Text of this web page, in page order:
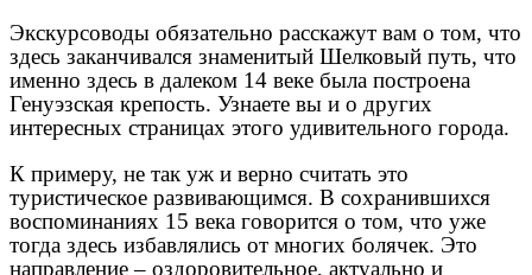
Экскурсоводы обязательно расскажут вам о том, что
здесь заканчивался знаменитый Шелковый путь, что
именно здесь в далеком 14 веке была построена
Генуэзская крепость. Узнаете вы и о других
интересных страницах этого удивительного города.
К примеру, не так уж и верно считать это
туристическое развивающимся. В сохранившихся
воспоминаниях 15 века говорится о том, что уже
тогда здесь избавлялись от многих болячек. Это
направление – оздоровительное, актуально и